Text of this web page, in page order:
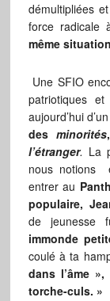
démultipliées
force radicale
même
Une SFIO
patriotiques
aujourd’hui d’un
des minorités
l’étranger. La
nous notions
entrer au
populaire,
de jeunesse
immonde
coulé à ta
dans l’âme
torche-culs. »